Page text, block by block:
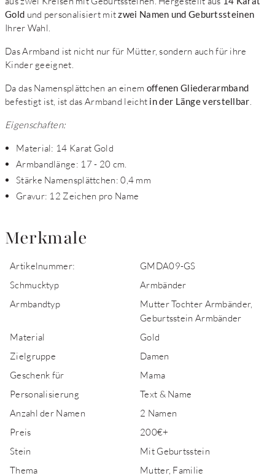
Gold und personalisiert mitzwei Namen und Geburtssteinen
Ihrer Wahl.
Das Armband ist nicht nur für Mütter, sondern auch für ihre
Kinder geeignet.
Da das Namensplättchen an einem offenen Gliederarmband
befestigt ist, ist das Armband leicht in der Länge verstellbar
Eigenschaften:
Material: 14 Karat Gold
Armbandlänge: 17 - 20 cm.
Stärke Namensplättchen: 0,4 mm
Gravur: 12 Zeichen pro Name
Merkmale
Artikelnummer:
GMDA09-GS
Schmucktyp
Armbänder
Armbandtyp
Mutter Tochter Armbänder,
Geburtsstein Armbänder
Material
Gold
Zielgruppe
Damen
Geschenk für
Mama
Personalisierung
Text & Name
Anzahl der Namen
2 Namen
Preis
200€+
Stein
Mit Geburtsstein
Thema
Mutter, Familie